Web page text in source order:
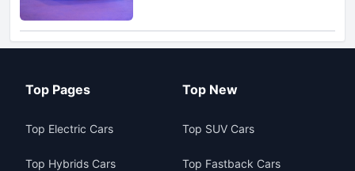
Top Pages
Top Electric Cars
Top Hybrids Cars
Top New
Top SUV Cars
Top Fastback Cars